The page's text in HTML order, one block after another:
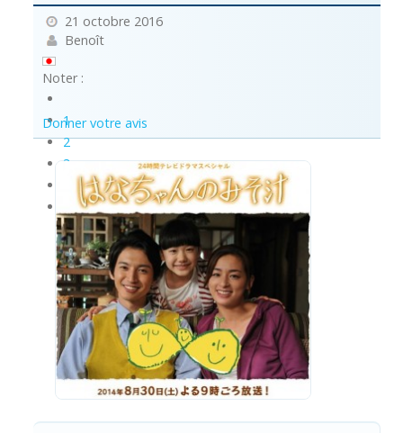
21 octobre 2016
Benoît
Noter :
1
2
3
Donner votre avis